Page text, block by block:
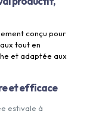
conçu pour
tout en
et adaptée aux
et efficace
estivale à